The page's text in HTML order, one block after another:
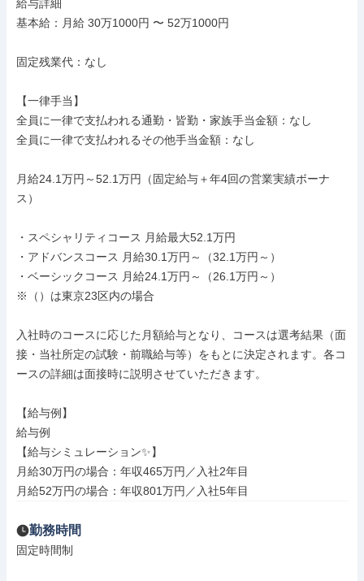
給与詳細
基本給：月給 30万1000円 〜 52万1000円
固定残業代：なし
【一律手当】
全員に一律で支払われる通勤・皆勤・家族手当金額：なし
全員に一律で支払われるその他手当金額：なし
月給24.1万円～52.1万円（固定給与＋年4回の営業実績ボーナ
ス）
・スペシャリティコース 月給最大52.1万円
・アドバンスコース 月給30.1万円～（32.1万円～）
・ベーシックコース 月給24.1万円～（26.1万円～）
※（）は東京23区内の場合
入社時のコースに応じた月額給与となり、コースは選考結果（面
接・当社所定の試験・前職給与等）をもとに決定されます。各コ
ースの詳細は面接時に説明させていただきます。
【給与例】
給与例
【給与シミュレーション✨】
月給30万円の場合：年収465万円／入社2年目
月給52万円の場合：年収801万円／入社5年目
勤務時間
固定時間制